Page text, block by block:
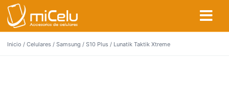
Inicio / Celulares / Samsung / S10 Plus / Lunatik Taktik Xtreme